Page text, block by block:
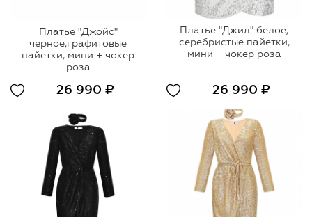
Платье "Джойс"
черное,графитовые
пайетки, мини + чокер
роза
26 990 ₽
Платье "Джил" белое,
серебристые пайетки,
мини + чокер роза
26 990 ₽